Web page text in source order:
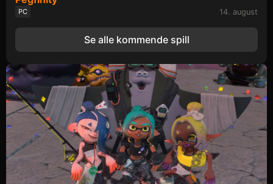
PC 14. august
Se alle kommende spill